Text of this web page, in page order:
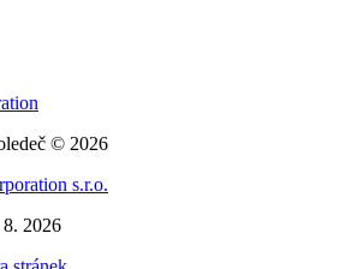
© 2026
s.r.o.
8. 2026